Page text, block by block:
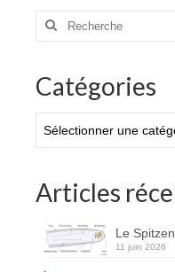
Rechercher
Catégories
Articles
Le
11 juin 2026